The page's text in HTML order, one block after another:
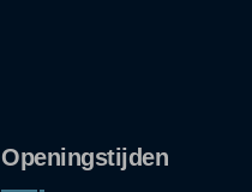
Openingstijden